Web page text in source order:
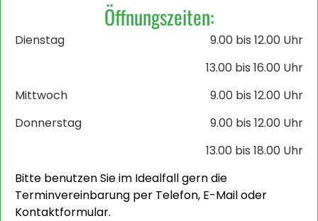
Öffnungszeiten:
Dienstag
9.00 bis 12.00 Uhr
13.00 bis 16.00 Uhr
Mittwoch
9.00 bis 12.00 Uhr
Donnerstag
9.00 bis 12.00 Uhr
13.00 bis 18.00 Uhr
Bitte benutzen Sie im Idealfall gern die
Terminvereinbarung per Telefon, E-Mail oder
Kontaktformular.